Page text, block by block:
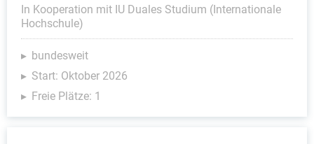
In Kooperation mit IU Duales Studium (Internationale
Hochschule)
bundesweit
Start: Oktober 2026
Freie Plätze: 1